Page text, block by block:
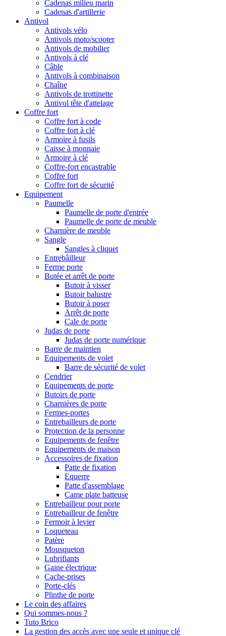
Cadenas milieu marin
Cadenas d'artillerie
Antivol
Antivols vélo
Antivols moto/scooter
Antivols de mobilier
Antivols à clé
Câble
Antivols à combinaison
Chaîne
Antivols de trottinette
Antivol tête d'attelage
Coffre fort
Coffre fort à code
Coffre fort à clé
Armoire à fusils
Caisse à monnaie
Armoire à clé
Coffre-fort encastrable
Coffre fort
Coffre fort de sécurité
Equipement
Paumelle
Paumelle de porte d'entrée
Paumelle de porte de meuble
Charnière de meuble
Sangle
Sangles à cliquet
Entrebâilleur
Ferme porte
Butée et arrêt de porte
Butoir à visser
Butoir balustre
Butoir à poser
Arrêt de porte
Cale de porte
Judas de porte
Judas de porte numérique
Barre de maintien
Equipements de volet
Barre de sécurité de volet
Cendrier
Equipements de porte
Butoirs de porte
Charnières de porte
Fermes-portes
Entrebailleurs de porte
Protection de la personne
Equipements de fenêtre
Equipements de maison
Accessoires de fixation
Patte de fixation
Equerre
Patte d'assemblage
Came plate batteuse
Entrebailleur pour porte
Entrebailleur de fenêtre
Fermoir à levier
Loqueteau
Patère
Mousqueton
Lubrifiants
Gaine électrique
Cache-prises
Porte-clés
Plinthe de porte
Le coin des affaires
Qui sommes-nous ?
Tuto Brico
La gestion des accès avec une seule et unique clé